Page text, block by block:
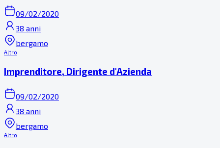
09/02/2020
38 anni
bergamo
Altro
Imprenditore, Dirigente d'Azienda
09/02/2020
38 anni
bergamo
Altro